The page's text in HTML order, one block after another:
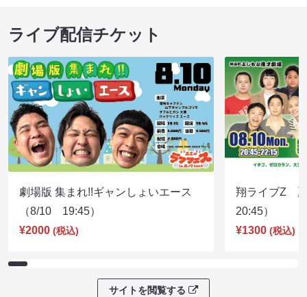
ライブ配信チケット
劇場版 集まれ!!ギャンしょいエース
（8/10 19:45）
¥2000 (税込)
翔ライブZ
20:45）
¥1300 (税込)
サイトを閲覧する